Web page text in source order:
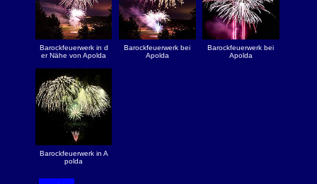
Barockfeuerwerk in d
er Nähe von Apolda
Barockfeuerwerk bei
Apolda
Barockfeuerwerk bei
Apolda
Barockfeuerwerk in A
polda